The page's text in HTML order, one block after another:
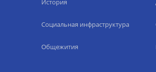
История
Социальная инфраструктура
Общежития